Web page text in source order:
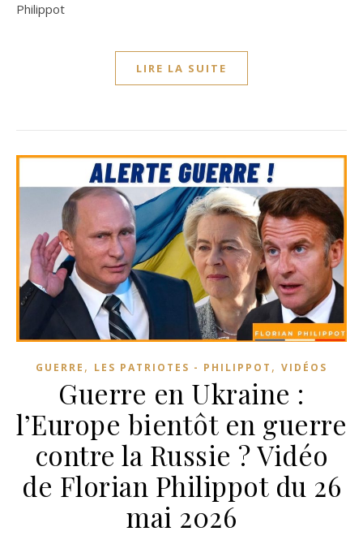
Philippot
LIRE LA SUITE
GUERRE , LES PATRIOTES - PHILIPPOT , VIDÉOS
Guerre en Ukraine :
l’Europe bientôt en guerre
contre la Russie ? Vidéo
de Florian Philippot du 26
mai 2026